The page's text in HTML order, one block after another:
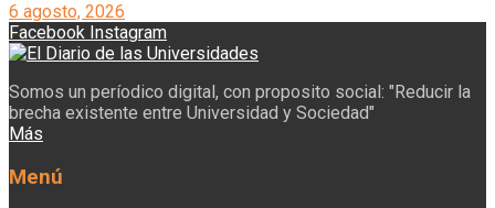
6 agosto, 2026
Facebook Instagram
Somos un períodico digital, con proposito social: "Reducir la
brecha existente entre Universidad y Sociedad"
Más
Menú